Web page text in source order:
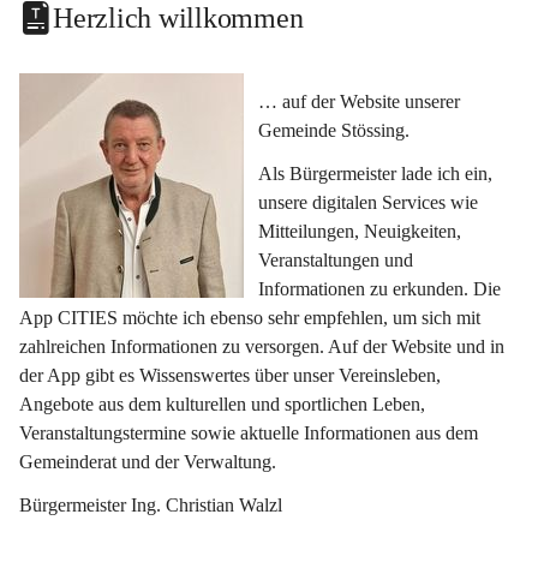
Herzlich willkommen
… auf der Website unserer
Gemeinde Stössing.
Als Bürgermeister lade ich ein,
unsere digitalen Services wie
Mitteilungen, Neuigkeiten,
Veranstaltungen und
Informationen zu erkunden. Die
App CITIES möchte ich ebenso sehr empfehlen, um sich mit
zahlreichen Informationen zu versorgen. Auf der Website und in
der App gibt es Wissenswertes über unser Vereinsleben,
Angebote aus dem kulturellen und sportlichen Leben,
Veranstaltungstermine sowie aktuelle Informationen aus dem
Gemeinderat und der Verwaltung.
Bürgermeister Ing. Christian Walzl